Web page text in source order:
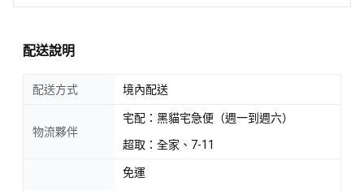
配送說明
配送方式 境內配送
物流夥伴
宅配：黑貓宅急便（週一到週六）
超取：全家、7-11
免運